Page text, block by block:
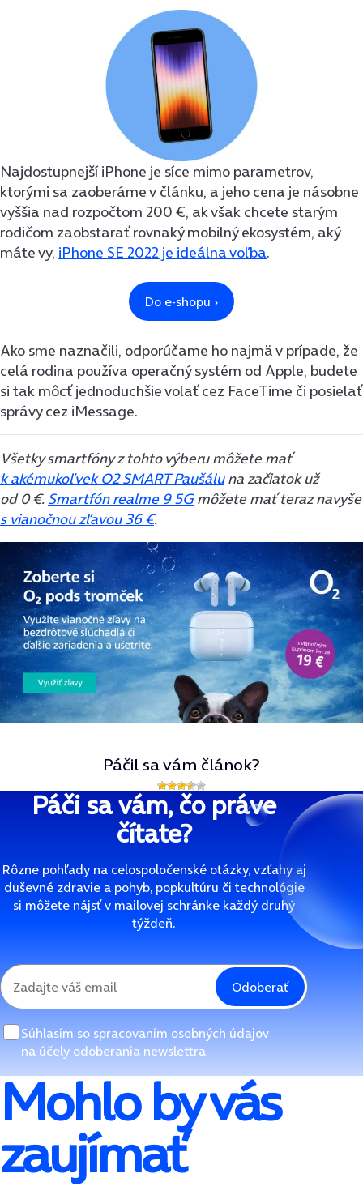
Najdostupnejší iPhone je síce mimo parametrov,
ktorými sa zaoberáme v článku, a jeho cena je násobne
vyššia nad rozpočtom 200 €, ak však chcete starým
rodičom zaobstarať rovnaký mobilný ekosystém, aký
máte vy, iPhone SE 2022 je ideálna voľba.
Ako sme naznačili, odporúčame ho najmä v prípade, že
celá rodina používa operačný systém od Apple, budete
si tak môcť jednoduchšie volať cez FaceTime či posielať
správy cez iMessage.
Všetky smartfóny z tohto výberu môžete mať
k akémukoľvek O2 SMART Paušáluna začiatok už
od 0 €. Smartfón realme 9 5Gmôžete mať teraz navyše
s vianočnou zľavou 36 €.
Páčil sa vám článok?
Páči sa vám, čo práve
čítate?
Rôzne pohľady na celospoločenské otázky, vzťahy aj
duševné zdravie a pohyb, popkultúru či technológie
si môžete nájsť v mailovej schránke každý druhý
týždeň.
Odoberať
Súhlasím so spracovaním osobných údajov
na účely odoberania newslettra
Mohlo by vás
zaujímať